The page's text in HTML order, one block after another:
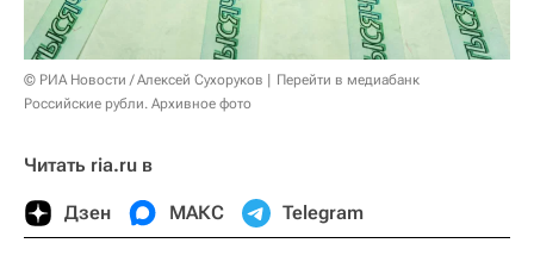
© РИА Новости / Алексей Сухоруков
Перейти в медиабанк
Российские рубли. Архивное фото
Читать ria.ru в
Дзен МАКС Telegram